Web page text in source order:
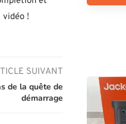
vidéo !
SUIVANT
de la quête de
démarrage